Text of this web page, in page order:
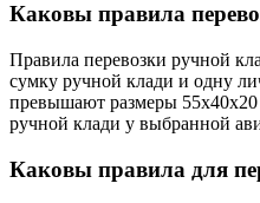
Каковы правила
Правила перевозки ручной
сумку ручной клади и одну
превышают размеры 55x40x20
ручной клади у выбранной
Каковы правила для